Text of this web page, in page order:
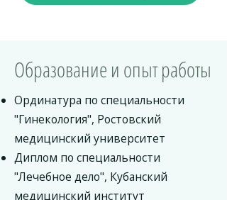
Образование и опыт работы
Ординатура по специальности
"Гинекология", Ростовский
медицинский университет
Диплом по специальности
"Лечебное дело", Кубанский
медицинский институт